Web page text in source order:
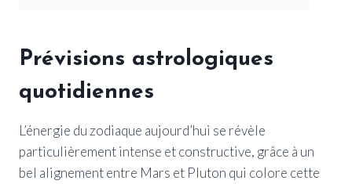
Prévisions astrologiques
quotidiennes
L’énergie du zodiaque aujourd’hui se révèle
particulièrement intense et constructive, grâce à un
bel alignement entre Mars et Pluton qui colore cette